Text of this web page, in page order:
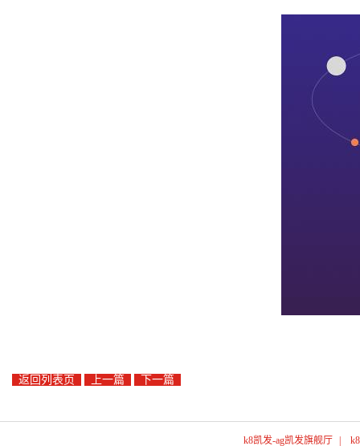
返回列表页 上一篇 下一篇
k8凯发-ag凯发旗舰厅